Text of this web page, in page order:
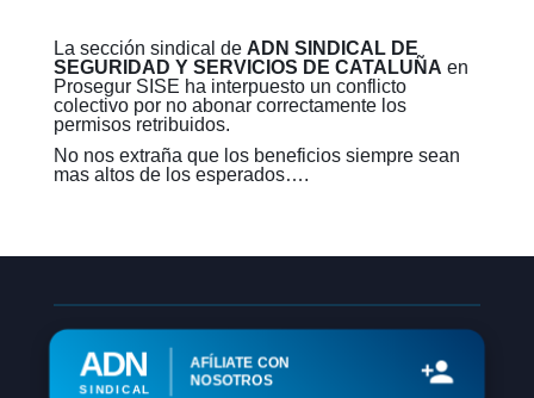
La sección sindical de ADN SINDICAL DE
SEGURIDAD Y SERVICIOS DE CATALUÑA en
Prosegur SISE ha interpuesto un conflicto
colectivo por no abonar correctamente los
permisos retribuidos.
No nos extraña que los beneficios siempre sean
mas altos de los esperados….
ADN
SINDICAL
AFÍLIATE CON
NOSOTROS